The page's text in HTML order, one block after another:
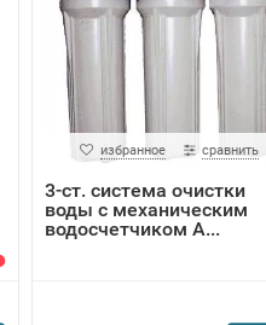
избранное сравнить
3-ст. система очистки
воды с механическим
водосчетчиком A...